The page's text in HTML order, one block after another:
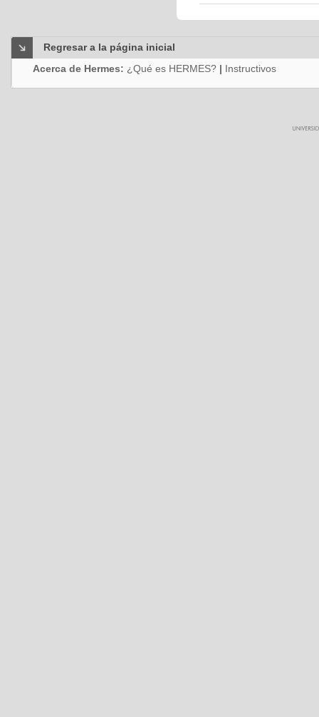
Regresar a la página inicial
Acerca de Hermes: ¿Qué es HERMES? | Instructivos